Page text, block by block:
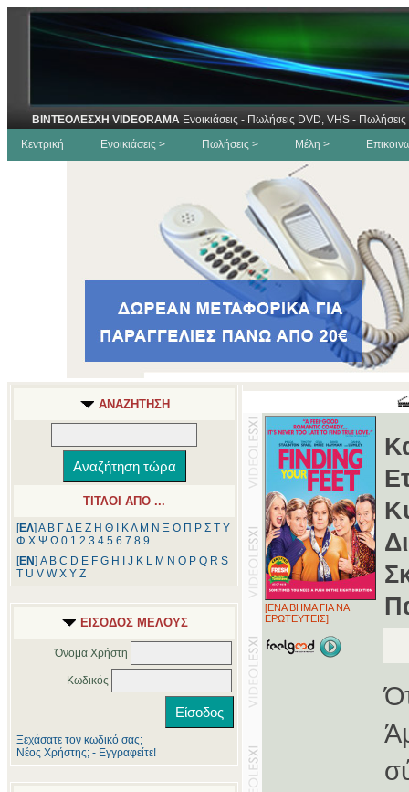
ΒΙΝΤΕΟΛΕΣΧΗ VIDEORAMA Ενοικιάσεις - Πωλήσεις DVD, VHS -
Κεντρική
Ενοικιάσεις > Πωλήσεις > Μέλη >
ΑΝΑΖΗΤΗΣΗ
ΤΙΤΛΟΙ ΑΠΟ ...
[ΕΛ] Α Β ΓΔ Ε Ζ Η Θ ΚΛ Μ Ν Ξ Ο Π Ρ Σ Τ Υ
Φ Χ Ψ Ω 0 1 2 3 4 5 6 7 8 9
[ΕΝ] A B C D E F G H J K L M N O P Q R S
T U V W X Y Z
ΕΙΣΟΔΟΣ ΜΕΛΟΥΣ
Όνομα Χρήστη
Κωδικός
Ξεχάσατε τον κωδικό σας;
Νέος Χρήστης; - Εγγραφείτε!
[ΕΝΑ ΒΗΜΑ ΓΙΑ ΝΑ
ΕΡΩΤΕΥΤΕΙΣ]